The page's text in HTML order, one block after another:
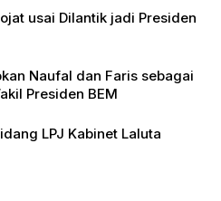
usai Dilantik jadi Presiden
Naufal dan Faris sebagai
Presiden BEM
LPJ Kabinet Laluta